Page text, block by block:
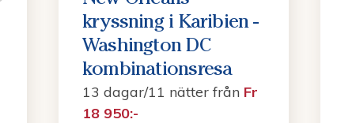
kryssning i Karibien -
Washington DC
kombinationsresa
13 dagar/11 nätter från Fr
18 950:-